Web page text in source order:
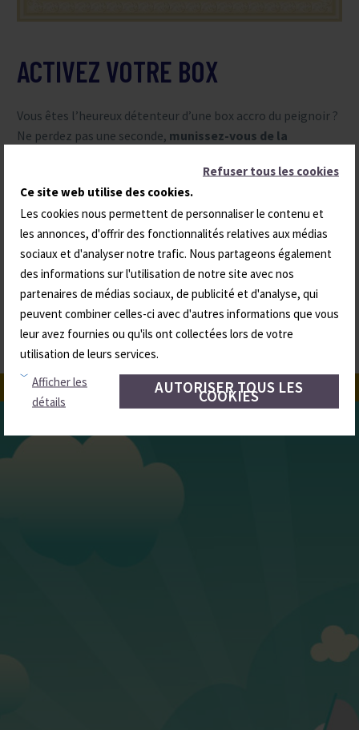
Refuser tous les cookies
Ce site web utilise des cookies.
Les cookies nous permettent de personnaliser le contenu et
les annonces, d'offrir des fonctionnalités relatives aux médias
sociaux et d'analyser notre trafic. Nous partageons également
des informations sur l'utilisation de notre site avec nos
partenaires de médias sociaux, de publicité et d'analyse, qui
peuvent combiner celles-ci avec d'autres informations que vous
leur avez fournies ou qu'ils ont collectées lors de votre
utilisation de leurs services.
AUTORISER TOUS LES
COOKIES
Afficher les
détails
ACTIVEZ VOTRE BOX
Vous êtes l’heureux détenteur d’une box accro du peignoir ?
Ne perdez pas une seconde, munissez-vous de la
 ACTIVER MA BOX